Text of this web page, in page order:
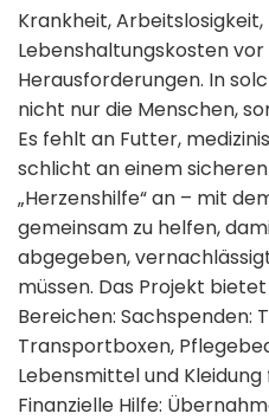
Krankheit,
Lebenshaltungskosten
Herausforderungen. In
nicht nur die Menschen,
Es fehlt an Futter,
schlicht an einem
„Herzenshilfe“ an – mit
gemeinsam zu helfen,
abgegeben,
müssen. Das Projekt
Bereichen: Sachspenden:
Transportboxen,
Lebensmittel und
Finanzielle Hilfe: